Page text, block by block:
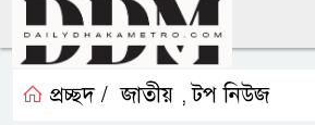
প্রচ্ছদ / জাতীয় ,টপ নিউজ